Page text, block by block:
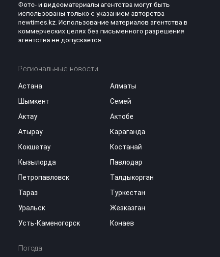
Фото- и видеоматериалы агентства могут быть
использованы только с указанием авторства
newtimes.kz. Использование материалов агентства в
коммерческих целях без письменного разрешения
агентства не допускается.
Региональные новости
Астана
Алматы
Шымкент
Семей
Актау
Актобе
Атырау
Караганда
Кокшетау
Костанай
Кызылорда
Павлодар
Петропавловск
Талдыкорган
Тараз
Туркестан
Уральск
Жезказган
Усть-Каменогорск
Конаев
Погода